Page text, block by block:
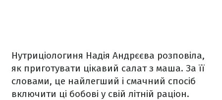
Нутриціологиня Надія Андрєєва розповіла,
як приготувати цікавий салат з маша. За її
словами, це найлегший і смачний спосіб
включити ці бобові у свій літній раціон.